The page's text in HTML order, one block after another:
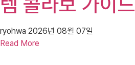
ryohwa 2026년 08월 07일
Read More